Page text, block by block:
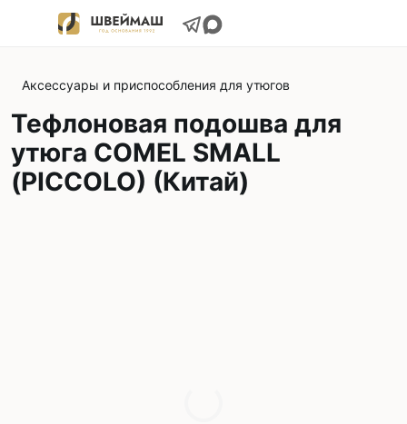
Аксессуары и приспособления для утюгов
Тефлоновая подошвa для
утюгa COMEL SMALL
(PICCOLO) (Китай)